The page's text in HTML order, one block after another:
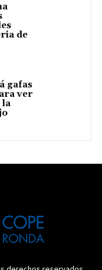
de
gafas
ver
la